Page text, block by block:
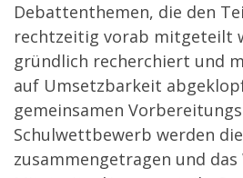
Debattenthemen, die den
rechtzeitig vorab mitgeteilt
gründlich recherchiert und
auf Umsetzbarkeit
gemeinsamen
Schulwettbewerb werden
zusammengetragen und